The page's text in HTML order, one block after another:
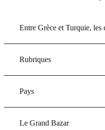
Entre Grèce et Turquie, les
Rubriques
Pays
Le Grand Bazar